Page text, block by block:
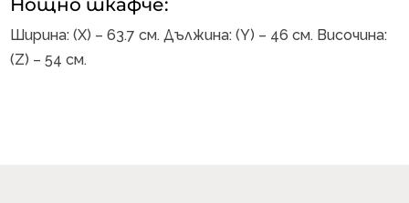
Ширина: (X) – 63.7 см. Дължина: (Y) – 46 см. Височина:
(Z) – 54 см.